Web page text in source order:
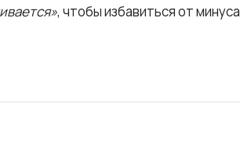
, чтобы избавиться от минуса